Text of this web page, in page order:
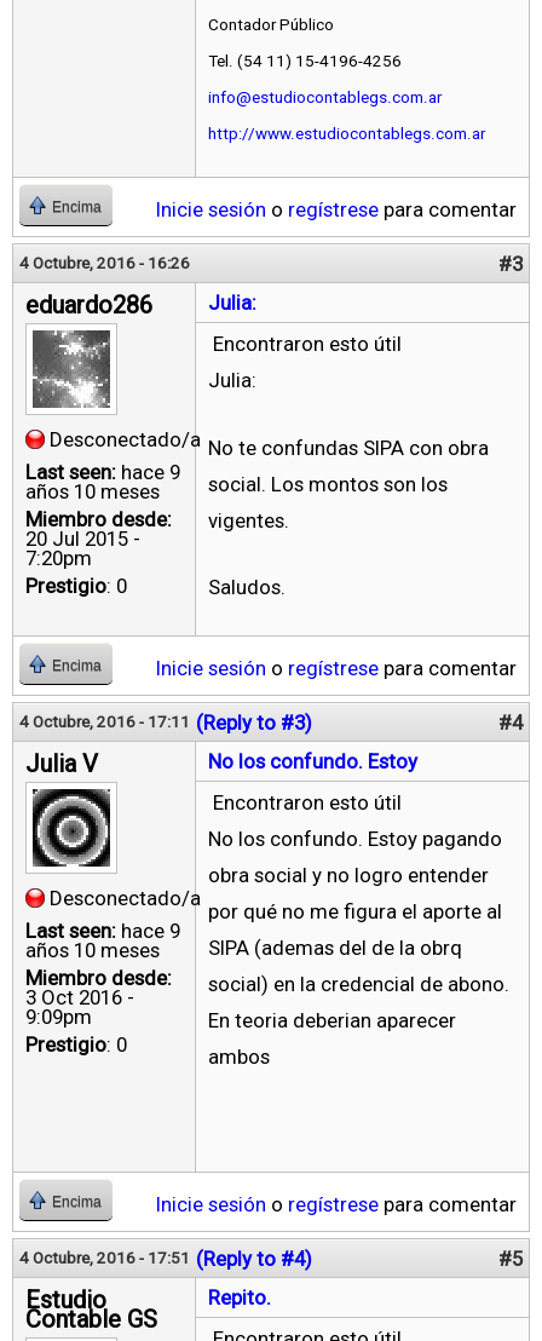
Contador Público
Tel. (54 11) 15-4196-4256
info@estudiocontablegs.com.ar
http://www.estudiocontablegs.com.ar
Encima Inicie sesión o regístrese para comentar
4 Octubre, 2016 - 16:26 #3
eduardo286
Desconectado/a
Last seen: hace 9
años 10 meses
Miembro desde:
20 Jul 2015 -
7:20pm
Prestigio: 0
Julia:
Encontraron esto útil
Julia:
No te confundas SIPA con obra
social. Los montos son los
vigentes.
Saludos.
Encima Inicie sesión o regístrese para comentar
4 Octubre, 2016 - 17:11 (Reply to #3) #4
Julia V
Desconectado/a
Last seen: hace 9
años 10 meses
Miembro desde:
3 Oct 2016 -
9:09pm
Prestigio: 0
No los confundo. Estoy
Encontraron esto útil
No los confundo. Estoy pagando
obra social y no logro entender
por qué no me figura el aporte al
SIPA (ademas del de la obrq
social) en la credencial de abono.
En teoria deberian aparecer
ambos
Encima Inicie sesión o regístrese para comentar
4 Octubre, 2016 - 17:51 (Reply to #4) #5
Estudio
Contable GS
Repito.